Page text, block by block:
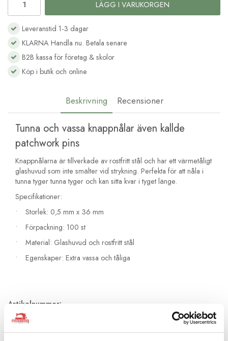
LÄGG I VARUKORGEN
Leveranstid 1-3 dagar
KLARNA Handla nu. Betala senare
B2B kassa för företag & skolor
Köp i butik och online
Beskrivning Recensioner
Tunna och vassa knappnålar även kallde
patchwork pins
Knappnålarna är tillverkade av rostfritt stål och har ett värmetåligt
glashuvud som inte smälter vid strykning. Perfekta för att nåla i
tunna tyger tunna tyger och kan sitta kvar i tyget länge.
Specifikationer:
• Storlek: 0,5 mm x 36 mm
• Förpackning: 100 st
• Material: Glashuvud och rostfritt stål
• Egenskaper: Extra vassa och tåliga
Artikelnummer:
cl232
Andra köpte även